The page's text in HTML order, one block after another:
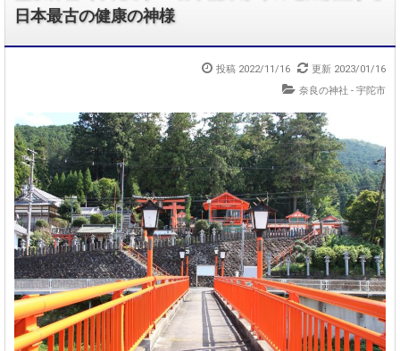
日本最古の健康の神様
投稿 2022/11/16
更新 2023/01/16
奈良の神社 - 宇陀市